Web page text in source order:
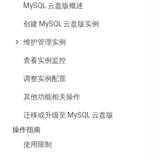
MySQL 云盘版概述
创建 MySQL 云盘版实例
维护管理实例
查看实例监控
调整实例配置
其他功能相关操作
迁移或升级至 MySQL 云盘版
操作指南
使用限制